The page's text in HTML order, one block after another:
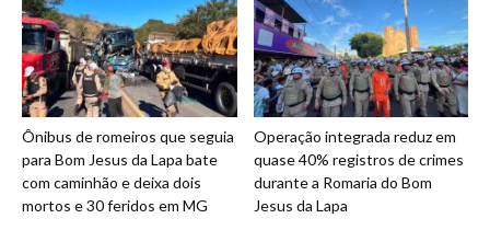
Ônibus de romeiros que seguia
para Bom Jesus da Lapa bate
com caminhão e deixa dois
mortos e 30 feridos em MG
Operação integrada reduz em
quase 40% registros de crimes
durante a Romaria do Bom
Jesus da Lapa